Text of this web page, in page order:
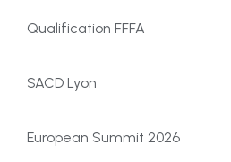
Qualification FFFA
SACD Lyon
European Summit 2026